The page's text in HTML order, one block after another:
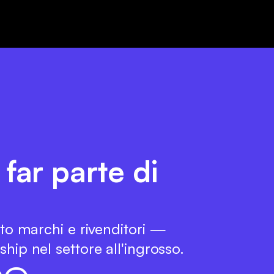
parte di
marchi e rivenditori —
nel settore all'ingrosso.